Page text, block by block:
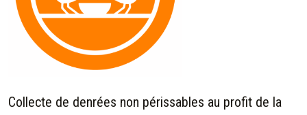
Collecte de denrées non périssables au profit de la